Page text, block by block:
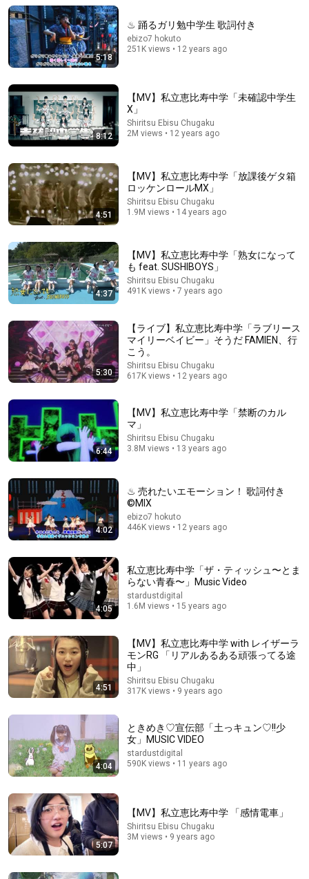
10:04
Philomena Cunk best moments
Snekers • 2.8M views
五五七ニ三ニ〇 『半世紀優等生【MV Full Ver.】』
Sony Music (Japan) 841K views
They Made a WHOLESOME Sitcom About HITLER...
Film Cooper
New 174K views
The Gen Alpha Melody
5:18
♨ 踊るガリ勉中学生 歌詞付き
ebizo7 hokuto
251K views • 12 years ago
8:12
【MV】私立恵比寿中学「未確認中学生
X」
Shiritsu Ebisu Chugaku
2M views • 12 years ago
4:51
【MV】私立恵比寿中学「放課後ゲタ箱
ロッケンロールMX」
Shiritsu Ebisu Chugaku
1.9M views • 14 years ago
4:37
【MV】私立恵比寿中学「熟女になって
も feat. SUSHIBOYS」
Shiritsu Ebisu Chugaku
491K views • 7 years ago
5:30
【ライブ】私立恵比寿中学「ラブリース
マイリーベイビー」そうだ FAMIEN、行
こう。
Shiritsu Ebisu Chugaku
617K views • 12 years ago
6:44
【MV】私立恵比寿中学「禁断のカル
マ」
Shiritsu Ebisu Chugaku
3.8M views • 13 years ago
4:02
♨ 売れたいエモーション！ 歌詞付き
©MIX
ebizo7 hokuto
446K views • 12 years ago
4:05
私立恵比寿中学「ザ・ティッシュ〜とま
らない青春〜」Music Video
stardustdigital
1.6M views • 15 years ago
4:51
【MV】私立恵比寿中学 with レイザーラ
モンRG 「リアルあるある頑張ってる途
中」
Shiritsu Ebisu Chugaku
317K views • 9 years ago
4:04
ときめき♡宣伝部「土っキュン♡!!少
女」MUSIC VIDEO
stardustdigital
590K views • 11 years ago
5:07
【MV】私立恵比寿中学 「感情電車」
Shiritsu Ebisu Chugaku
3M views • 9 years ago